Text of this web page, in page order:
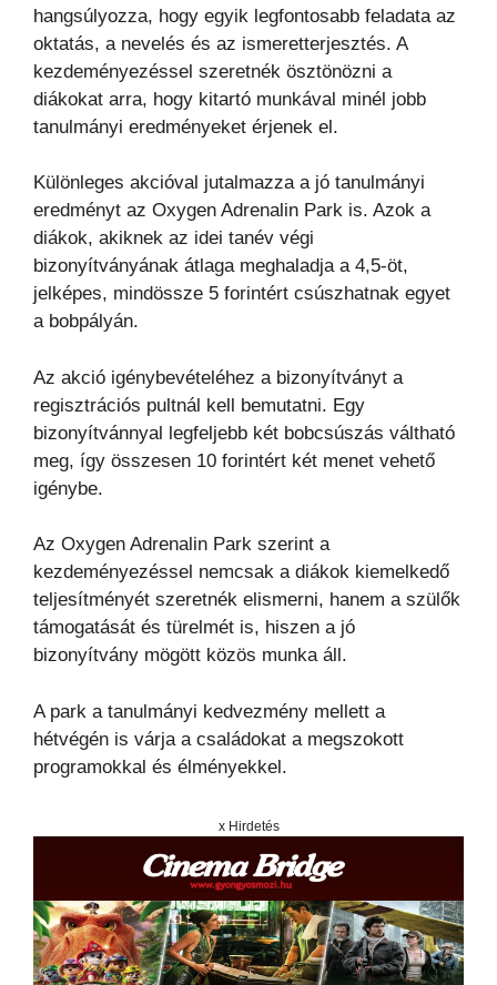
hangsúlyozza, hogy egyik legfontosabb feladata az
oktatás, a nevelés és az ismeretterjesztés. A
kezdeményezéssel szeretnék ösztönözni a
diákokat arra, hogy kitartó munkával minél jobb
tanulmányi eredményeket érjenek el.
Különleges akcióval jutalmazza a jó tanulmányi
eredményt az Oxygen Adrenalin Park is. Azok a
diákok, akiknek az idei tanév végi
bizonyítványának átlaga meghaladja a 4,5-öt,
jelképes, mindössze 5 forintért csúszhatnak egyet
a bobpályán.
Az akció igénybevételéhez a bizonyítványt a
regisztrációs pultnál kell bemutatni. Egy
bizonyítvánnyal legfeljebb két bobcsúszás váltható
meg, így összesen 10 forintért két menet vehető
igénybe.
Az Oxygen Adrenalin Park szerint a
kezdeményezéssel nemcsak a diákok kiemelkedő
teljesítményét szeretnék elismerni, hanem a szülők
támogatását és türelmét is, hiszen a jó
bizonyítvány mögött közös munka áll.
A park a tanulmányi kedvezmény mellett a
hétvégén is várja a családokat a megszokott
programokkal és élményekkel.
x Hirdetés